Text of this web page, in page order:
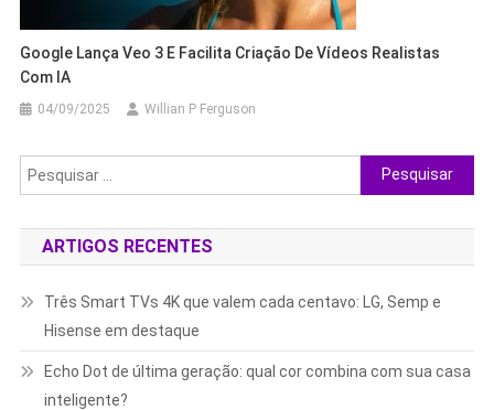
Google Lança Veo 3 E Facilita Criação De Vídeos Realistas
Com IA
04/09/2025 Willian P Ferguson
Pesquisar
por:
ARTIGOS RECENTES
Três Smart TVs 4K que valem cada centavo: LG, Semp e
Hisense em destaque
Echo Dot de última geração: qual cor combina com sua casa
inteligente?